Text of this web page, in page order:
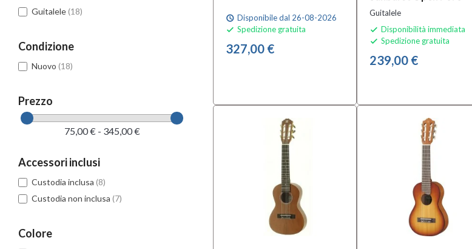
Guitalele(18)
Condizione
Nuovo (18)
Prezzo
75,00 € - 345,00 €
Accessori inclusi
Custodia inclusa (8)
Custodia non inclusa (7)
Colore
schedule Disponibile dal 26-08-2026
 Spedizione gratuita
327,00 €
Guitalele
 Disponibilità immediata
 Spedizione gratuita
239,00 €